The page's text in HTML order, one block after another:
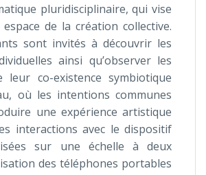
pluridisciplinaire, qui vise
de la création collective.
sont invités à découvrir les
ainsi qu’observer les
leur co-existence symbiotique
où les intentions communes
une expérience artistique
interactions avec le dispositif
sur une échelle à deux
des téléphones portables